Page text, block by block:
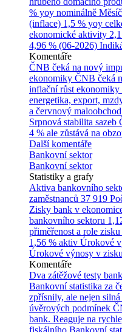
% yoy nominálně
(inflace) 1,5 % yoy
ekonomické aktivity
4,96 % (06-2026)
Komentáře
ČNB čeká na nový
ekonomiky ČNB čeká
inflační růst ekonomiky
energetika, export,
a červnový
Srpnová stabilita
4 % ale zůstává na
Další komentáře
Bankovní sektor
Bankovní sektor
Statistiky a grafy
Aktiva bankovního
zaměstnanců 37 919
Zisky bank v
bankovního sektoru
přiměřenost a role
1,56 % aktiv Úrokové
Úrokové výnosy v
Komentáře
Dva zátěžové testy
Bankovní statistika za
zpřísnily, ale nejen
úvěrových podmínek
bank. Reaguje na
fiskálního Bankovní